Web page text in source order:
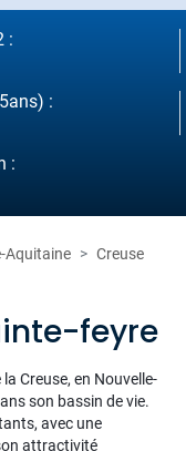
:
:
:
Aquitaine
Creuse
feyre
Creuse, en Nouvelle-
son bassin de vie.
avec une
attractivité